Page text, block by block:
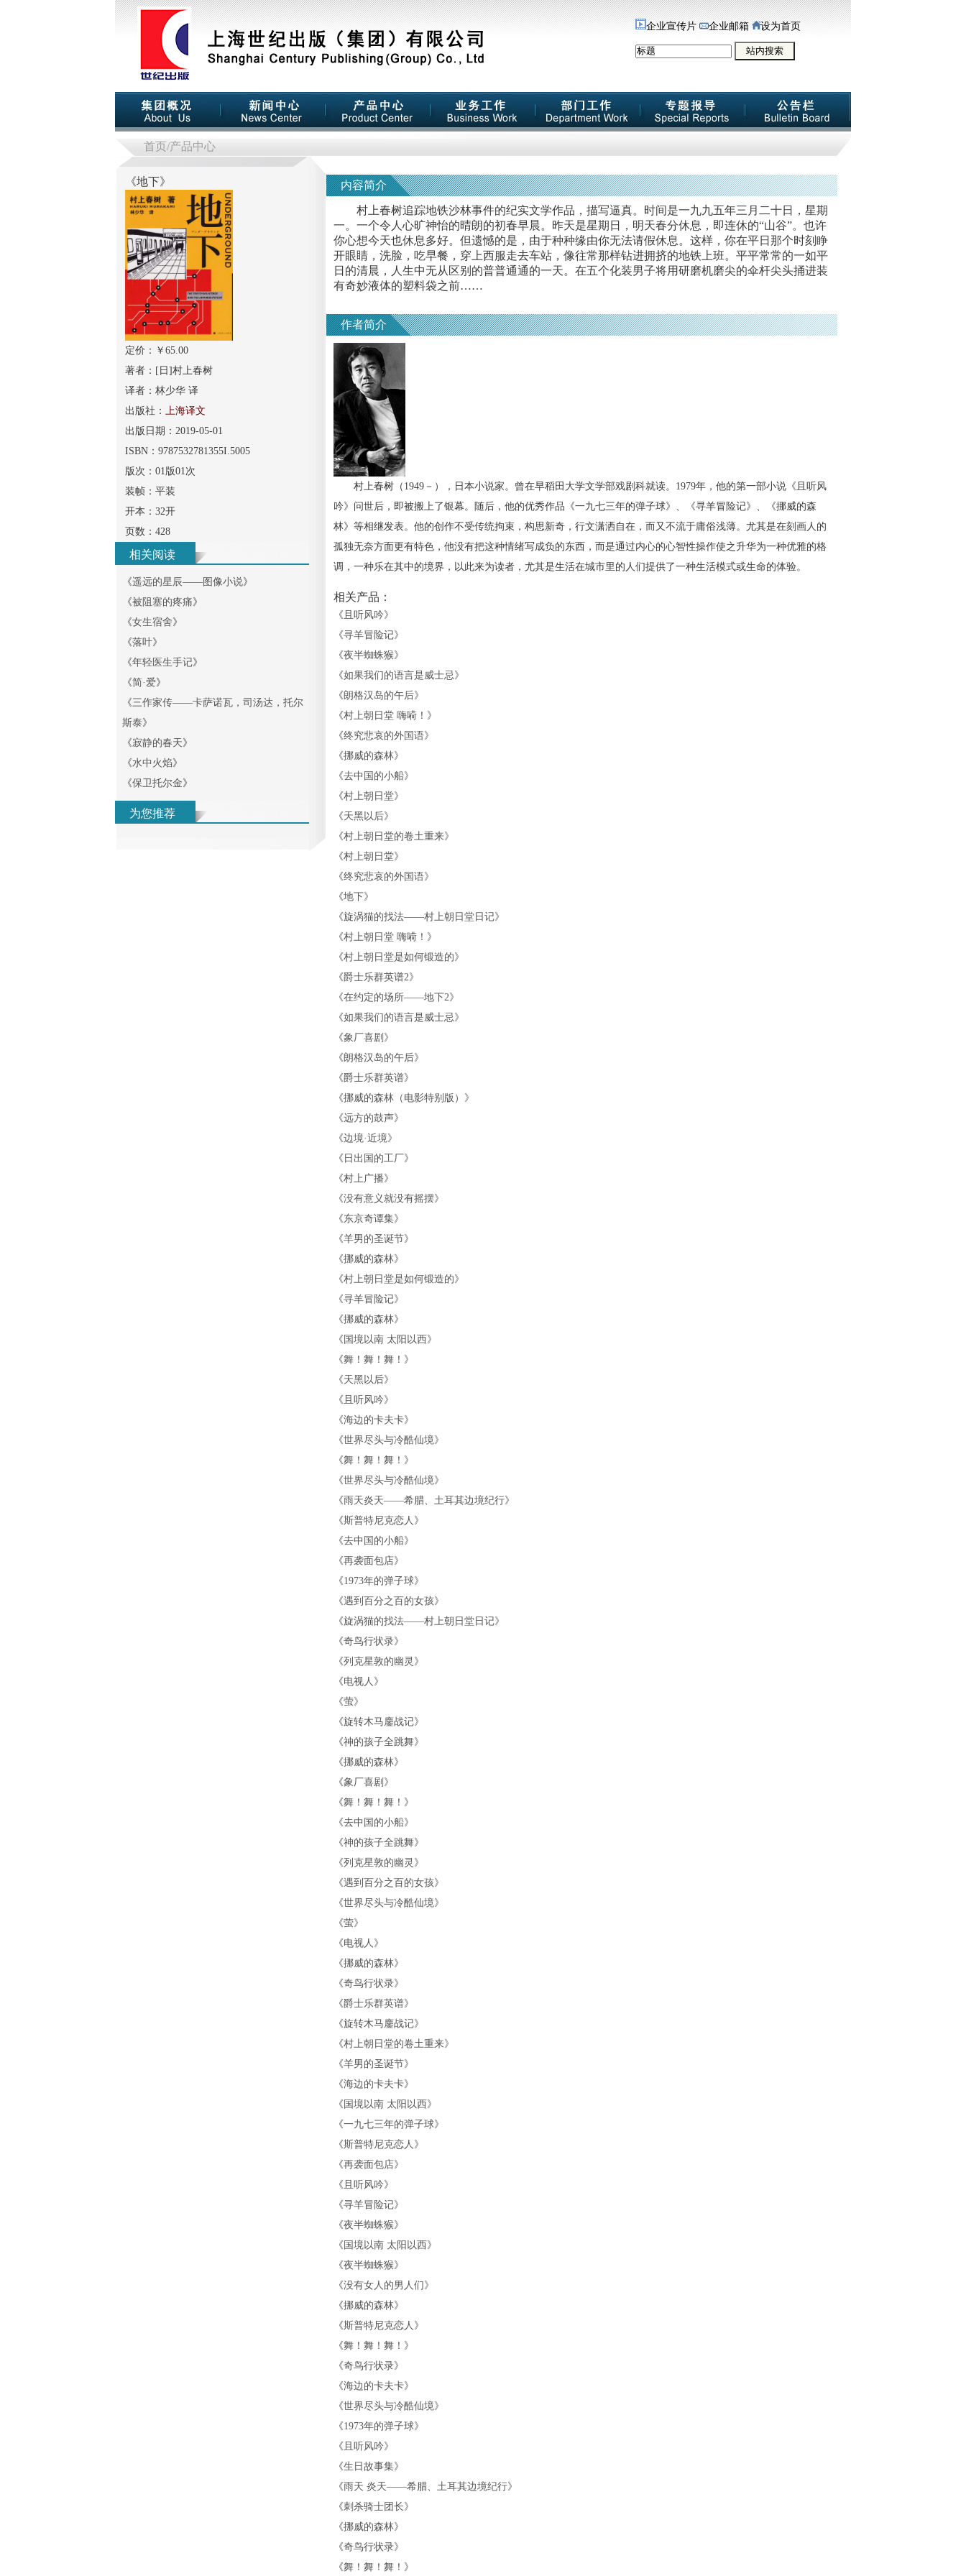
企业宣传片 企业邮箱 设为首页
首页/产品中心
《地下》
定价：￥ 65.00
著者： [日]村上春树
译者： 林少华 译
出版社： 上海译文
出版日期： 2019-05-01
ISBN： 9787532781355I.5005
版次： 01版01次
装帧： 平装
开本： 32开
页数： 428
相关阅读
《遥远的星辰——图像小说》
《被阻塞的疼痛》
《女生宿舍》
《落叶》
《年轻医生手记》
《简·爱》
《三作家传——卡萨诺瓦，司汤达，托尔
斯泰》
《寂静的春天》
《水中火焰》
《保卫托尔金》
为您推荐
内容简介
村上春树追踪地铁沙林事件的纪实文学作品，描写逼真。时间是一九九五年三月二十日，星期
一。一个令人心旷神怡的晴朗的初春早晨。昨天是星期日，明天春分休息，即连休的“山谷”。也许
你心想今天也休息多好。但遗憾的是，由于种种缘由你无法请假休息。这样，你在平日那个时刻睁
开眼睛，洗脸，吃早餐，穿上西服走去车站，像往常那样钻进拥挤的地铁上班。平平常常的一如平
日的清晨，人生中无从区别的普普通通的一天。在五个化装男子将用研磨机磨尖的伞杆尖头捅进装
有奇妙液体的塑料袋之前……
作者简介
村上春树（1949－），日本小说家。曾在早稻田大学文学部戏剧科就读。1979年，他的第一部小说《且听风
吟》问世后，即被搬上了银幕。随后，他的优秀作品《一九七三年的弹子球》、《寻羊冒险记》、《挪威的森
林》等相继发表。他的创作不受传统拘束，构思新奇，行文潇洒自在，而又不流于庸俗浅薄。尤其是在刻画人的
孤独无奈方面更有特色，他没有把这种情绪写成负的东西，而是通过内心的心智性操作使之升华为一种优雅的格
调，一种乐在其中的境界，以此来为读者，尤其是生活在城市里的人们提供了一种生活模式或生命的体验。
相关产品：
《 且听风吟》
《寻羊冒险记》
《夜半蜘蛛猴》
《如果我们的语言是威士忌》
《朗格汉岛的午后》
《村上朝日堂 嗨嗬！ 》
《终究悲哀的外国语》
《挪威的森林》
《去中国的小船》
《村上朝日堂》
《天黑以后》
《村上朝日堂的卷土重来》
《村上朝日堂》
《终究悲哀的外国语》
《地下》
《旋涡猫的找法——村上朝日堂日记》
《村上朝日堂 嗨嗬！ 》
《村上朝日堂是如何锻造的》
《爵士乐群英谱2》
《在约定的场所——地下2》
《如果我们的语言是威士忌》
《象厂喜剧 》
《朗格汉岛的午后》
《爵士乐群英谱》
《挪威的森林（电影特别版） 》
《远方的鼓声》
《边境·近境》
《 日出国的工厂》
《村上广播》
《没有意义就没有摇摆》
《东京奇谭集》
《羊男的圣诞节》
《挪威的森林》
《村上朝日堂是如何锻造的》
《寻羊冒险记》
《挪威的森林》
《 国境以南 太阳以西》
《舞！舞！舞！ 》
《天黑以后》
《 且听风吟》
《海边的卡夫卡》
《世界尽头与冷酷仙境》
《舞！舞！舞！ 》
《世界尽头与冷酷仙境》
《雨天炎天——希腊、土耳其边境纪行》
《斯普特尼克恋人 》
《去中国的小船》
《再袭面包店》
《1973年的弹子球》
《遇到百分之百的女孩》
《旋涡猫的找法——村上朝日堂日记》
《奇鸟行状录》
《列克星敦的幽灵 》
《电视人 》
《萤》
《旋转木马鏖战记》
《神的孩子全跳舞》
《挪威的森林》
《象厂喜剧 》
《舞！舞！舞！ 》
《去中国的小船》
《神的孩子全跳舞》
《列克星敦的幽灵 》
《遇到百分之百的女孩》
《世界尽头与冷酷仙境》
《萤》
《电视人 》
《挪威的森林》
《奇鸟行状录》
《爵士乐群英谱》
《旋转木马鏖战记》
《村上朝日堂的卷土重来》
《羊男的圣诞节》
《海边的卡夫卡》
《 国境以南 太阳以西》
《一九七三年的弹子球》
《斯普特尼克恋人 》
《再袭面包店》
《 且听风吟》
《寻羊冒险记》
《夜半蜘蛛猴》
《 国境以南 太阳以西》
《夜半蜘蛛猴》
《没有女人的男人们 》
《挪威的森林》
《斯普特尼克恋人 》
《舞！舞！舞！ 》
《奇鸟行状录》
《海边的卡夫卡》
《世界尽头与冷酷仙境》
《1973年的弹子球》
《 且听风吟》
《生日故事集》
《雨天 炎天——希腊、土耳其边境纪行》
《刺杀骑士团长》
《挪威的森林》
《奇鸟行状录》
《舞！舞！舞！ 》